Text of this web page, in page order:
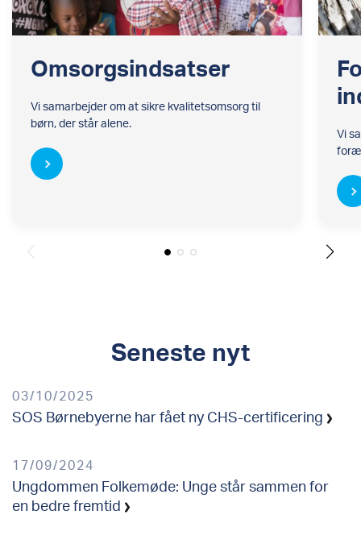
Omsorgsindsatser
Vi samarbejder om at sikre kvalitetsomsorg til
børn, der står alene.
Vi
Seneste nyt
03/10/2025
SOS Børnebyerne har fået ny CHS-certificering
17/09/2024
Ungdommen Folkemøde: Unge står sammen for
en bedre fremtid